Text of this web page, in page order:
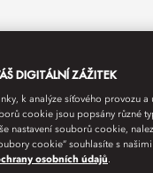
DIGITÁLNÍ ZÁŽITEK
k analýze síťového provozu
cookie jsou popsány různé
nastavení souborů cookie,
cookie“ souhlasíte s našimi
osobních údajů.